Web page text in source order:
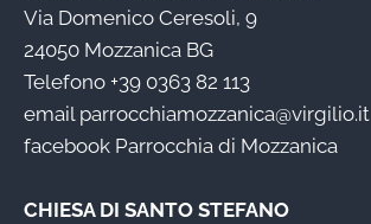
Via Domenico Ceresoli, 9
24050 Mozzanica BG
Telefono +39 0363 82 113
email parrocchiamozzanica@virgilio.it
facebook Parrocchia di Mozzanica
CHIESA DI SANTO STEFANO